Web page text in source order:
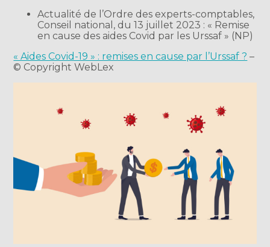
Actualité de l’Ordre des experts-comptables,
Conseil national, du 13 juillet 2023 : « Remise
en cause des aides Covid par les Urssaf » (NP)
« Aides Covid-19 » : remises en cause par l’Urssaf ? –
© Copyright WebLex